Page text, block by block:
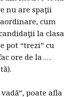
nu are spaţii
cum
la clasa
pot “trezi” cu
ore de la …
poate afla